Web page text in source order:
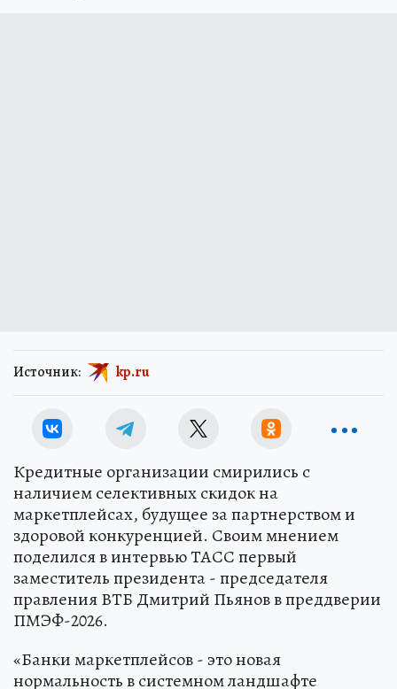
Источник: kp.ru
Кредитные организации смирились с
наличием селективных скидок на
маркетплейсах, будущее за партнерством и
здоровой конкуренцией. Своим мнением
поделился в интервью ТАСС первый
заместитель президента - председателя
правления ВТБ Дмитрий Пьянов в преддверии
ПМЭФ-2026.
«Банки маркетплейсов - это новая
нормальность в системном ландшафте